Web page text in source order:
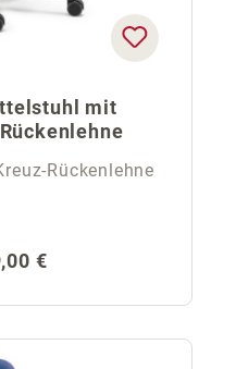
mit
Rückenlehne
Preis:
€